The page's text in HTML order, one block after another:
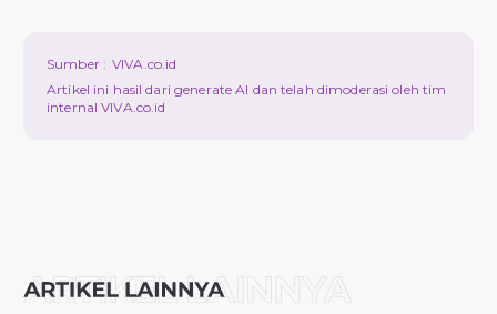
Sumber : VIVA.co.id
Artikel ini hasil dari generate AI dan telah dimoderasi oleh tim
internal VIVA.co.id